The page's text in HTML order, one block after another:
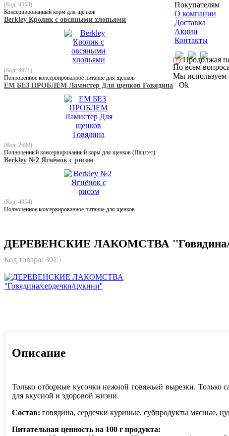
(Код: 4553)
Консервированный корм для щенков
Berkley Кролик с овсяными хлопьями
(Код: 4971)
Полноценное консервированное питание для щенков
ЕМ БЕЗ ПРОБЛЕМ Ламистер Для щенков Говядина
(Код: 2699)
Полноценный консервированный корм для щенков (Паштет)
Berkley №2 Ягнёнок с рисом
(Код: 4954)
Полноценное консервированное питание для щенков
ДЕРЕВЕНСКИЕ ЛАКОМСТВА ''Говядина/
Код товара: 3015
Описание
Только отборные кусочки нежной говяжьей вырезки.
для вкусной и здоровой жизни.
Состав: говядина, сердечки куриные, субпродукты мясные,
Питательная ценность на 100 г продукта:
Покупателям
О компании
Доставка
Акции
Контакты
! Продолжая
По всем
Мы используем
Ok